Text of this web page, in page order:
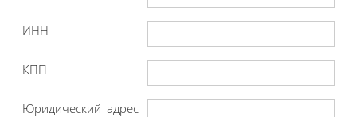
ИНН
КПП
Юридический адрес